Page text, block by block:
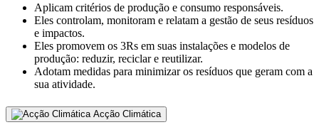
Aplicam critérios de produção e consumo responsáveis.
Eles controlam, monitoram e relatam a gestão de seus resíduos
e impactos.
Eles promovem os 3Rs em suas instalações e modelos de
produção: reduzir, reciclar e reutilizar.
Adotam medidas para minimizar os resíduos que geram com a
sua atividade.
Acção Climática